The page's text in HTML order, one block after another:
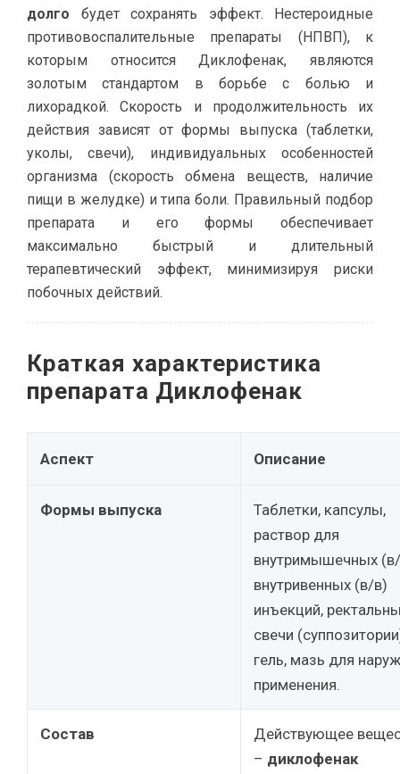
долго будет сохранять эффект. Нестероидные
противовоспалительные препараты (НПВП), к
которым относится Диклофенак, являются
золотым стандартом в борьбе с болью и
лихорадкой. Скорость и продолжительность их
действия зависят от формы выпуска (таблетки,
уколы, свечи), индивидуальных особенностей
организма (скорость обмена веществ, наличие
пищи в желудке) и типа боли. Правильный подбор
препарата и его формы обеспечивает
максимально быстрый и длительный
терапевтический эффект, минимизируя риски
побочных действий.
Краткая характеристика
препарата Диклофенак
Аспект Описание
Формы выпуска
Таблетки, капсулы,
раствор для
внутримышечных
внутривенных (в/в)
инъекций,
свечи
гель, мазь для
применения.
Состав
Действующее
– диклофенак